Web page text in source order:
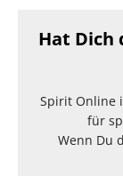
Hat Dich
Spirit Online
für
Wenn Du